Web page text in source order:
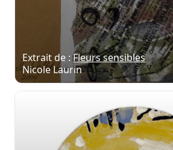
Extrait de :Fleurs sensibles
Nicole Laurin